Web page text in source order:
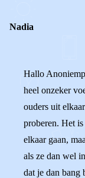
Nadia
Hallo
heel onzeker
ouders uit
proberen. Het
elkaar gaan,
als ze dan wel
dat je dan bang